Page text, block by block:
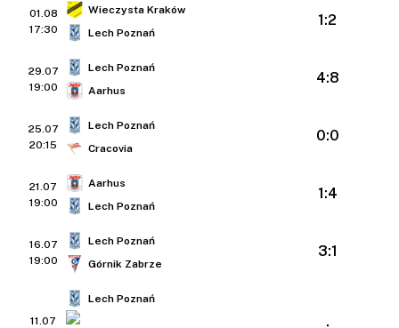
01.08
17:30
Wieczysta Kraków
Lech Poznań
1:2
29.07
19:00
Lech Poznań
Aarhus
4:8
25.07
20:15
Lech Poznań
Cracovia
0:0
21.07
19:00
Aarhus
Lech Poznań
1:4
16.07
19:00
Lech Poznań
Górnik Zabrze
3:1
11.07
Lech Poznań